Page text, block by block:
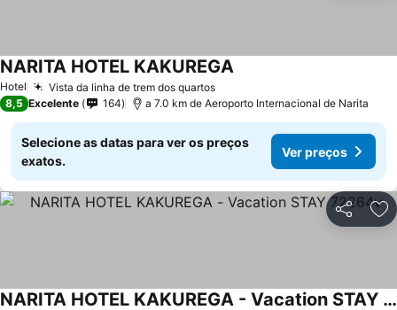
Hotel Vista da linha de trem dos quartos
NARITA HOTEL KAKUREGA
8,5 Excelente 164 a 7.0 km de Aeroporto Internacional de Narita
Selecione as datas para ver os preços
exatos.
Ver preços
Partilhar
NARITA HOTEL KAKUREGA - Vacation STAY 72264v